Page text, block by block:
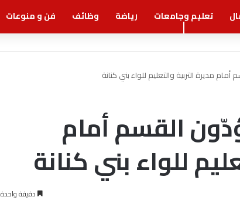
تعليم وجامعات رياضة وظائف فن و منوعات
مديرة التربية والتعليم للواء بني كنانة
القسم أمام
للواء بني كنانة
دقيقة واحدة